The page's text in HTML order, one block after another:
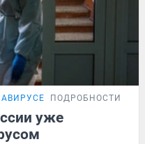
ПОДРОБНОСТИ
уже